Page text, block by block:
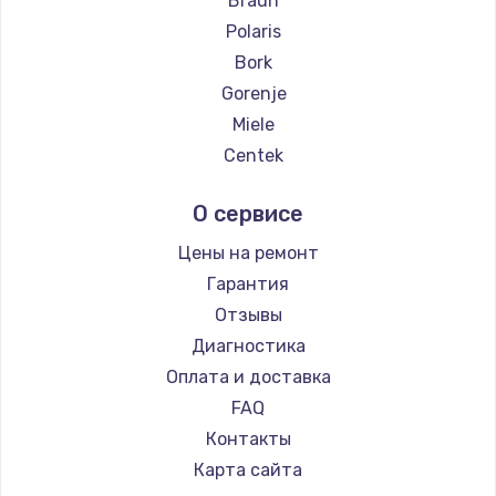
Замена температурного датчика
2500 руб.
Заказать
Замена электроконфорки
Заказать
Техобслуживание
900 руб.
Заказать
Установка / подключение / демонтаж
1300 руб.
Заказать
Polaris
Bork
Gorenje
Miele
Centek
Hotpoint Ariston
DELTA
Silter
Chayka
Beko
Vivitek
RED solution
О сервисе
Цены на ремонт
Гарантия
Отзывы
Диагностика
Оплата и доставка
FAQ
Контакты
Карта сайта